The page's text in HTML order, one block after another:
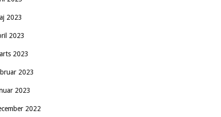
2023
2023
2023
2023
2023
2022